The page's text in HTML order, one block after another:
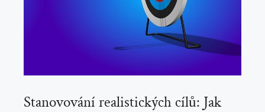
Stanovování realistických cílů: Jak